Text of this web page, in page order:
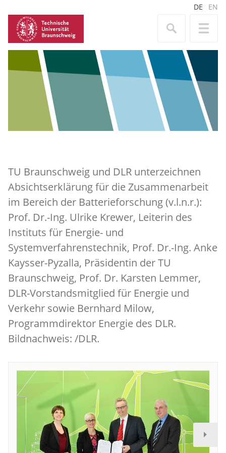
DE EN
TU Braunschweig und DLR unterzeichnen
Absichtserklärung für die Zusammenarbeit
im Bereich der Batterieforschung (v.l.n.r.):
Prof. Dr.-Ing. Ulrike Krewer, Leiterin des
Instituts für Energie- und
Systemverfahrenstechnik, Prof. Dr.-Ing. Anke
Kaysser-Pyzalla, Präsidentin der TU
Braunschweig, Prof. Dr. Karsten Lemmer,
DLR-Vorstandsmitglied für Energie und
Verkehr sowie Bernhard Milow,
Programmdirektor Energie des DLR.
Bildnachweis: /DLR.